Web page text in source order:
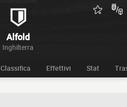
Alfold
Inghilterra
Classifica Effettivi Stat